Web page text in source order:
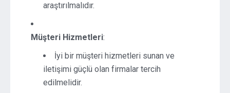
araştırılmalıdır.
Müşteri Hizmetleri:
İyi bir müşteri hizmetleri sunan ve
iletişimi güçlü olan firmalar tercih
edilmelidir.